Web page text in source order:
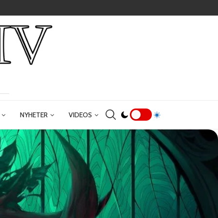
NYHETER VIDEOS